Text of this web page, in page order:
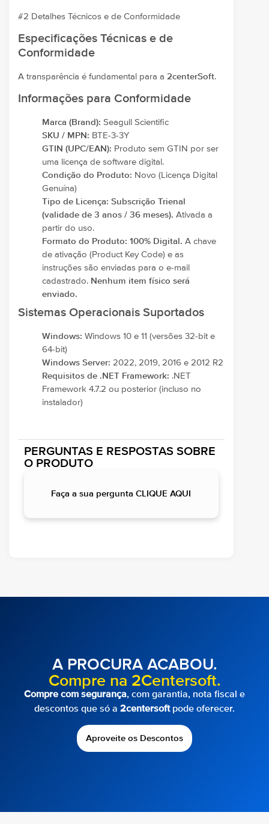
#2 Detalhes Técnicos e de Conformidade
Especificações Técnicas e de
Conformidade
A transparência é fundamental para a 2centerSoft.
Informações para Conformidade
Marca (Brand): Seagull Scientific
SKU / MPN: BTE-3-3Y
GTIN (UPC/EAN): Produto sem GTIN por ser
uma licença de software digital.
Condição do Produto: Novo (Licença Digital
Genuína)
Tipo de Licença: Subscrição Trienal
(validade de 3 anos / 36 meses). Ativada a
partir do uso.
Formato do Produto: 100% Digital. A chave
de ativação (Product Key Code) e as
instruções são enviadas para o e-mail
cadastrado. Nenhum item físico será
enviado.
Sistemas Operacionais Suportados
Windows: Windows 10 e 11 (versões 32-bit e
64-bit)
Windows Server: 2022, 2019, 2016 e 2012 R2
Requisitos de .NET Framework: .NET
Framework 4.7.2 ou posterior (incluso no
instalador)
PERGUNTAS E RESPOSTAS SOBRE
O PRODUTO
Faça a sua pergunta CLIQUE AQUI
A PROCURA ACABOU.
Compre na 2Centersoft.
Compre com segurança, com garantia, nota fiscal e
descontos que só a 2centersoftpode oferecer.
Aproveite os Descontos